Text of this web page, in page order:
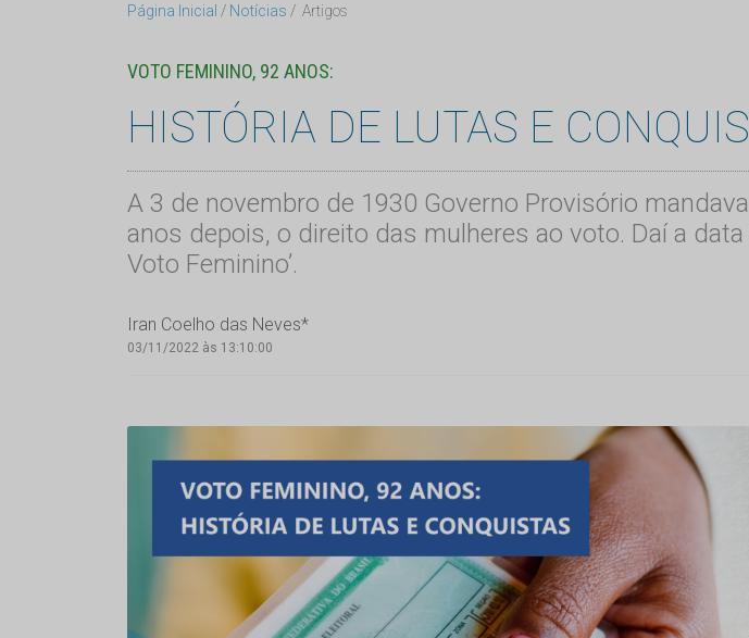
Página Inicial Notícias Artigos
VOTO FEMININO, 92 ANOS:
HISTÓRIA DE LUTAS E
A 3 de novembro de 1930 Governo Provisório
anos depois, o direito das mulheres ao voto. Daí a
Voto Feminino’.
Iran Coelho das Neves*
03/11/2022 às 13:10:00